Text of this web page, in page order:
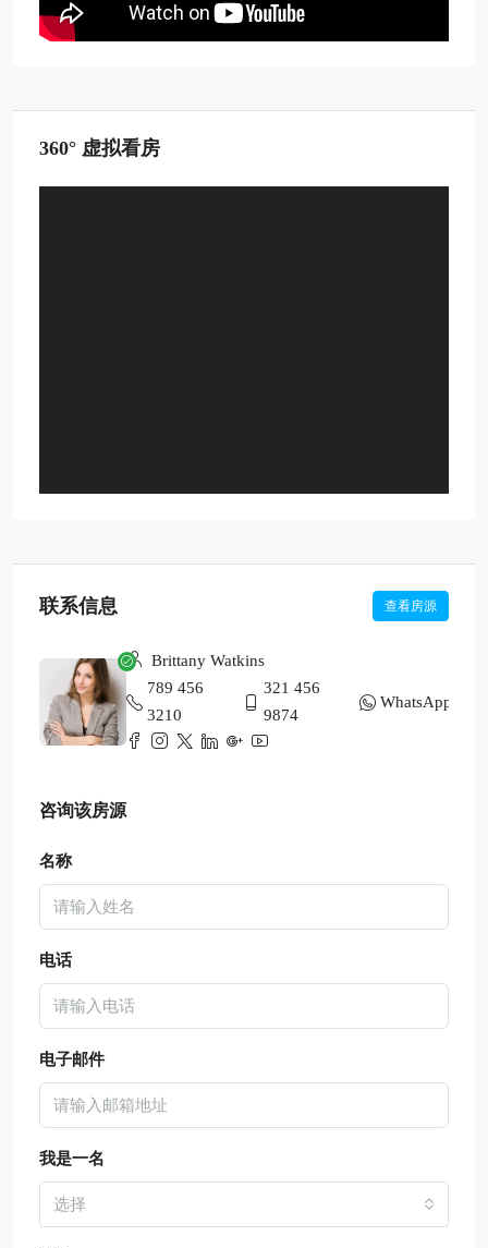
360° 虚拟看房
联系信息 查看房源
Brittany Watkins
789 456
3210
321 456
9874
WhatsApp
咨询该房源
名称
电话
电子邮件
我是一名
选择